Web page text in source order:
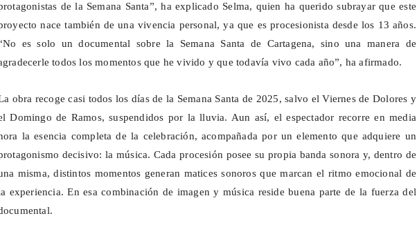
de la Semana Santa”, ha explicado Selma, quien ha querido subrayar que este
nace también de una vivencia personal, ya que es procesionista desde los 13 años.
es solo un documental sobre la Semana Santa de Cartagena, sino una manera de
todos los momentos que he vivido y que todavía vivo cada año”, ha afirmado.
obra recoge casi todos los días de la Semana Santa de 2025, salvo elViernesde Dolores y
Domingo de Ramos, suspendidos por la lluvia. Aun así, el espectador recorre en media
la esencia completa de la celebración, acompañada por un elemento que adquiere un
decisivo: la música. Cada procesión posee su propia banda sonora y, dentro de
misma, distintos momentos generan matices sonoros que marcan el ritmo emocional de
experiencia. En esa combinación de imagen y música reside buena parte de la fuerza del